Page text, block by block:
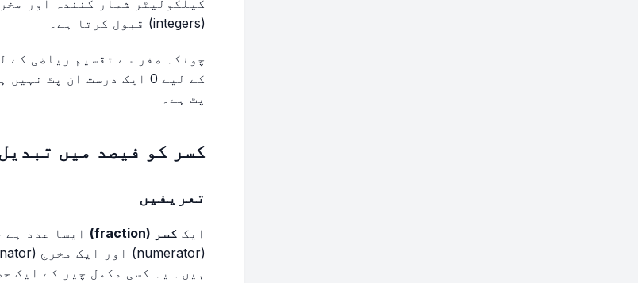
کیلکولیٹر شمار کنندہ اور
(integers) قبول کرتا ہے۔
پٹ ہے۔
کسر کو فیصد میں
تعریفیں
ایک کسر (fraction)
ایسا عدد ہے
ہیں۔ یہ کسی مکمل چیز کے ایک